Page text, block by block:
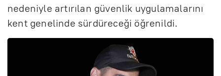
nedeniyle artırılan güvenlik uygulamalarını
kent genelinde sürdüreceği öğrenildi.